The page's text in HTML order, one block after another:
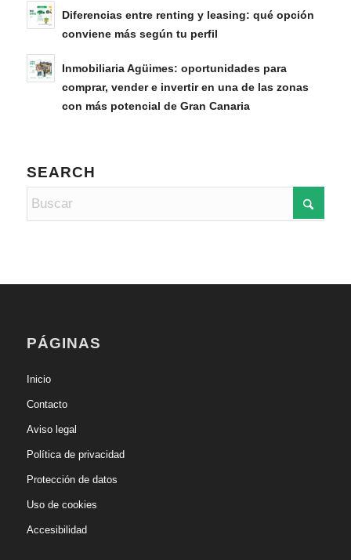
Diferencias entre renting y leasing: qué opción
conviene más según tu perfil
Inmobiliaria Agüimes: oportunidades para
comprar, vender e invertir en una de las zonas
con más potencial de Gran Canaria
SEARCH
PÁGINAS
Inicio
Contacto
Aviso legal
Política de privacidad
Protección de datos
Uso de cookies
Accesibilidad